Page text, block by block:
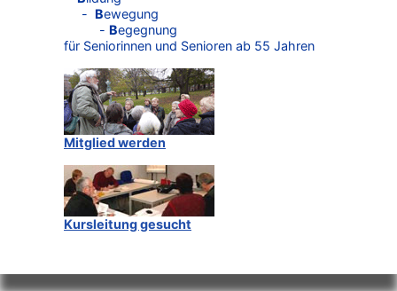
- Bewegung
- Begegnung
für Seniorinnen und Senioren ab 55 Jahren
Mitglied werden
Kursleitung gesucht